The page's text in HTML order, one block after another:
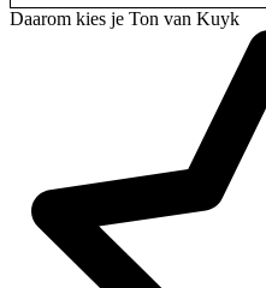
Daarom kies je Ton van Kuyk